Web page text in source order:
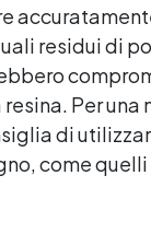
residui di
Per una
di
come